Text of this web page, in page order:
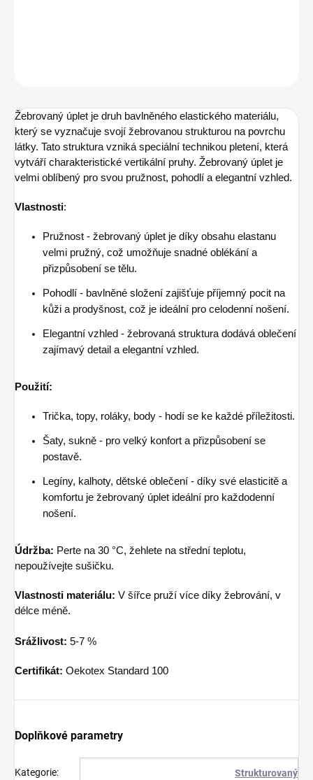
Žebrovaný úplet je druh bavlněného elastického materiálu,
který se vyznačuje svojí žebrovanou strukturou na povrchu
látky. Tato struktura vzniká speciální technikou pletení, která
vytváří charakteristické vertikální pruhy. Žebrovaný úplet je
velmi oblíbený pro svou pružnost, pohodlí a elegantní vzhled.
Vlastnosti:
Pružnost - žebrovaný úplet je díky obsahu elastanu
velmi pružný, což umožňuje snadné oblékání a
přizpůsobení se tělu.
Pohodlí - bavlněné složení zajišťuje příjemný pocit na
kůži a prodyšnost, což je ideální pro celodenní nošení.
Elegantní vzhled - žebrovaná struktura dodává oblečení
zajímavý detail a elegantní vzhled.
Použití:
Trička, topy, roláky, body - hodí se ke každé příležitosti.
Šaty, sukně - pro velký konfort a přizpůsobení se
postavě.
Legíny, kalhoty, dětské oblečení - díky své elasticitě a
komfortu je žebrovaný úplet ideální pro každodenní
nošení.
Údržba: Perte na 30 °C, žehlete na střední teplotu,
nepoužívejte sušičku.
Vlastnosti materiálu: V šířce pruží více díky žebrování, v
délce méně.
Srážlivost: 5-7 %
Certifikát: Oekotex Standard 100
Doplňkové parametry
Kategorie: Strukturovaný